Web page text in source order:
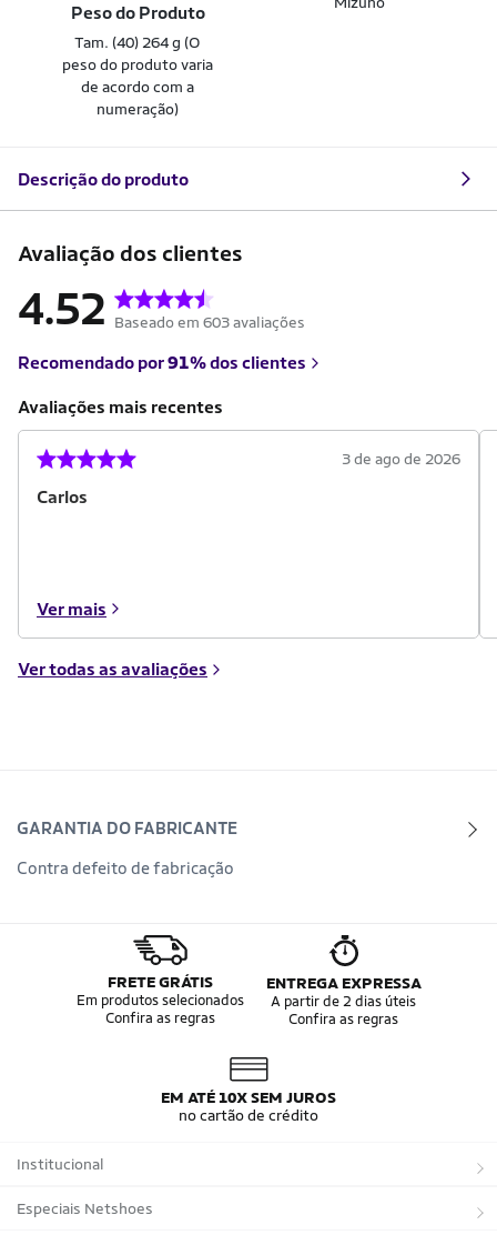
Peso do Produto
Tam. (40) 264 g (O
peso do produto varia
de acordo com a
numeração)
Descrição do produto
Avaliação dos clientes
4.52 Baseado em 603 avaliações
Recomendado por91%dos clientes
Avaliações mais recentes
Carlos
3 de ago de 2026
Ver mais
Ver todas as avaliações
GARANTIA DO FABRICANTE
Contra defeito de fabricação
FRETE GRÁTIS
Em produtos selecionados
Confira as regras
ENTREGA EXPRESSA
A partir de 2 dias úteis
Confira as regras
EM ATÉ 10X SEM JUROS
no cartão de crédito
Institucional
Sobre a Netshoes
Especiais Netshoes